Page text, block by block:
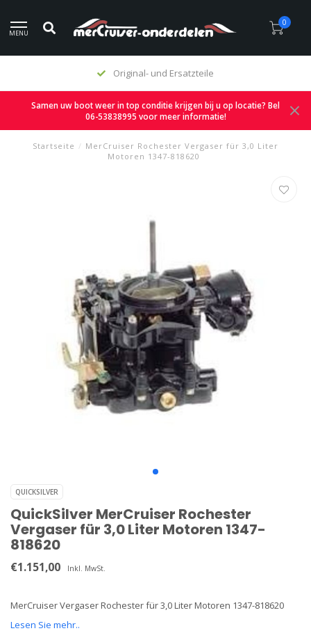
MENU
0
Original- und Ersatzteile
Samen uw boot weer in top conditie krijgen bij u op locatie? Bel
06-53838995 voor meer informatie!
Startseite / MerCruiser Rochester Vergaser für 3,0 Liter
Motoren 1347-818620
QUICKSILVER
QuickSilver MerCruiser Rochester
Vergaser für 3,0 Liter Motoren 1347-
818620
€1.151,00 Inkl. MwSt.
MerCruiser Vergaser Rochester für 3,0 Liter Motoren 1347-818620
Lesen Sie mehr..